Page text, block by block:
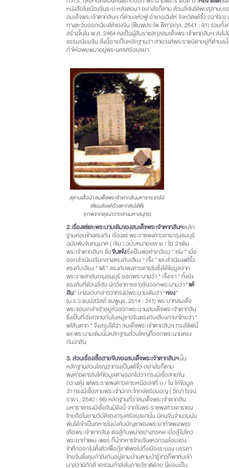
ก.ศ.ร. กุหลาบคงเป็นคนแรกที่ออก พระนามพระราชบิดาว่า หยง แซ่แต้ ซึ่ง
หนังสือในเมืองจีนระยะหลังต่อมา อย่างไรก็ตาม ต้วนลี่เซิงได้พบสุสานบร
สมเด็จพระเจ้าตากสินฯ ที่ตำบลหัวฟู่ อำเภอเฉิงไห่ จังหวัดแต้จิ๋ว (เฉาโจว
ทางตะวันออกเฉียงใต้ของจีน (พิมพ์ประไพ พิศาลกุล, 2541 : 91) รวมทั้ง
สร้างขึ้นใน พ.ศ. 2464 คงเป็นผู้สืบราชสกุลสมเด็จพระเจ้าตากสินฯ ส่งไ
ธรรมเนียมจีน สิ่งนี้อาจเป็นหลักฐานว่า สายวงศ์พระราชบิดาอยู่ที่ตำบลนั้
ทำให้อพยพมาอยู่พระนครศรีอยุธยา
สุสานเสื้อผ้า สมเด็จพระเจ้าตากสินมหาราช เท่งไฮ่
(เซี่ยมล้อแต้อ๊วงตากสินไต้ตี่)
(ภาพจากดุจนาวากลางมหาสมุทร)
2. เรื่องแซ่และพระนามเดิมของสมเด็จพระเจ้าตากสินฯ หลัก
ฐานค่อนข้างตรงกัน เรื่องแซ่ พระราชพงศาวดารกรุงธนบุรี
ฉบับพันจันทนุมาศ ( เจิม ) ฉบับหมายเลข ๒ / ไฆ ว่าเดิม
พระเจ้าตากสินฯ ชื่อ จีนแจ้ง ซึ่งเป็นพ่อค้าเกวียน “ แจ้ง ” เมื่อ
ออกสำเนียงจีนกลางตรงกับเสียง “ เจิ้ง ” และสำเนียงแต้จิ๋ว
ตรงกับเสียง “ แต้ ” ตรงกับพงศาวดารชิงซึ่งได้ข้อมูลจาก
พระราชสาส์นกรุงธนบุรี ออกพระนามว่า “ เจิ้งเจา ” ทั้งยัง
ตรงกับที่ต้วนลี่เซิง นักวิชาการชาวจีนออกพระนามว่า “ แต้
สิน ” บางฉบับกล่าวว่าทรงมีพระนามเดิมว่า “ หยง
(ม.ร.ว.ชนม์สวัสดิ์ ชมพูนุช, 2514 : 241) พระบาทสมเด็จ
พระจอมเกล้าเจ้าอยู่หัวออกพระนามสมเด็จพระเจ้าตากสิน
ซึ่งเป็นที่เรียกขานกันในหมู่ชาวจีนตรงกับเสียงภาษาไทยว่า “
แต้สินตาก ” จึงสรุปได้ว่า สมเด็จพระเจ้าตากสินฯ ทรงใช้แซ่นี้
และพระนามเดิมนั้นหลักฐานส่วนใหญ่ก็ออกพระนามตรง
กันว่าสิน
3. ส่วนเรื่องเชื้อสายจีนของสมเด็จพระเจ้าตากสินฯ นั้น
หลักฐานส่วนใหญ่ว่าทรงเป็นแต้จิ๋ว อย่างไรก็ตาม
พงศาวดารชิงให้ข้อมูลต่างออกไปว่า ทรงมีเชื้อสายจีน
กวางตุ้ง แต่พระราชพงศาวดารเหนือเลขที่ ๑ / ไฆ ให้ข้อมูล
ว่า ทรงมีเชื้อสายพระเจ้ามักกะโทกษัตริย์มอญ ( วีณา โรจน
ราธา , 2540 : 86) หลักฐานที่ว่าสมเด็จพระเจ้าตากสิน
มหาราชทรงมีเชื้อจีนมีดังนี้ จากในพระราชพงศาวดารของ
ไทยคือในยามวิบัติของกรุงศรีอยุธยานั้น มีคนจีนจำนวนนับ
พันได้เข้าเป็นทหารในบังคับบัญชาของพระยากำแพงเพชร
(คือพระเจ้าตากสิน) ต่อสู้กับพม่าอย่างทรหด เมื่อสู้ไม่ไหว
พระยากำแพง เพชร ก็นำทหารไทยจีนแหวกวงล้อมของ
ข้าศึกออกไปตั้งตัวเพื่อกู้ชาติพอไปถึงเมืองระยอง บรรดา
ไทยจีนซึ่งคุมกำลังกันอยู่ตามบ้านตามป่ารู้ข่าวก็พากันเข้า
มาสวามิภักดิ์ ขอร่วมกำลังในการกู้ชาติด้วย นี่ย่อมเป็น